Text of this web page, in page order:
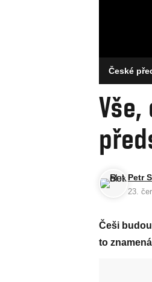
České
Petr
23.
Češi
to